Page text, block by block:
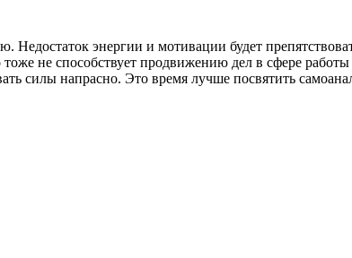
Недостаток энергии и мотивации будет
тоже не способствует продвижению дел в сфере
силы напрасно. Это время лучше посвятить